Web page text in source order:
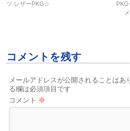
ツ レザーPKG☆
コメントを残す
メールアドレスが公開されることはあ
る欄は必須項目です
コメント ※